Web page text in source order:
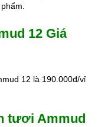
12 Giá
12 là 190.000đ/vỉ
tươi Ammud